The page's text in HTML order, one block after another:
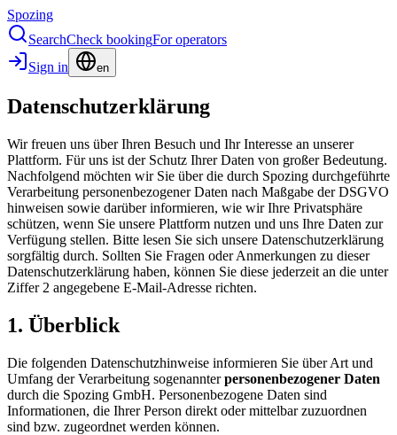
Spozing
SearchCheck bookingFor operators
Sign in
en
Datenschutzerklärung
Wir freuen uns über Ihren Besuch und Ihr Interesse an unserer
Plattform. Für uns ist der Schutz Ihrer Daten von großer Bedeutung.
Nachfolgend möchten wir Sie über die durch Spozing durchgeführte
Verarbeitung personenbezogener Daten nach Maßgabe der DSGVO
hinweisen sowie darüber informieren, wie wir Ihre Privatsphäre
schützen, wenn Sie unsere Plattform nutzen und uns Ihre Daten zur
Verfügung stellen. Bitte lesen Sie sich unsere Datenschutzerklärung
sorgfältig durch. Sollten Sie Fragen oder Anmerkungen zu dieser
Datenschutzerklärung haben, können Sie diese jederzeit an die unter
Ziffer 2 angegebene E-Mail-Adresse richten.
1. Überblick
Die folgenden Datenschutzhinweise informieren Sie über Art und
Umfang der Verarbeitung sogenannter personenbezogener Daten
durch die Spozing GmbH. Personenbezogene Daten sind
Informationen, die Ihrer Person direkt oder mittelbar zuzuordnen
sind bzw. zugeordnet werden können.